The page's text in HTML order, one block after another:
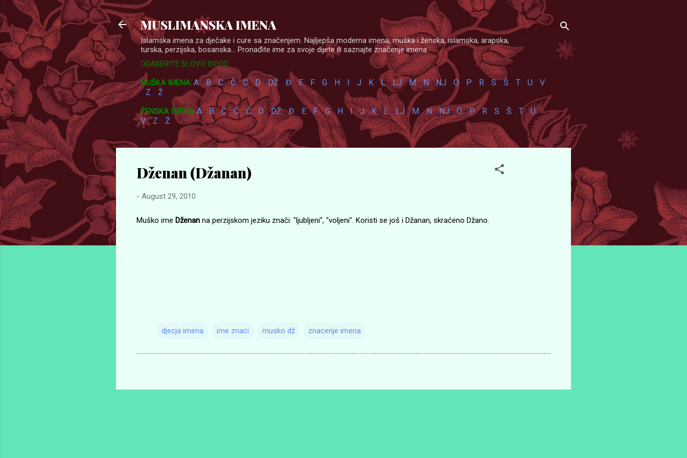
MUSLIMANSKA IMENA
Islamska imena za dječake i cure sa značenjem. Najljepša moderna imena, muška i ženska, islamska, arapska,
turska, perzijska, bosanska... Pronađite ime za svoje dijete ili saznajte značenje imena.
ODABERITE SLOVO ISPOD:
MUŠKA IMENA: A-B-C-Č-Ć- D-DŽ - Đ-E- F - G - H - I - J - K -L-LJ-M-N-NJ - O - P - R - S-Š - T - U - V
- Z - Ž
ŽENSKA IMENA: A- B-C-Č-Ć- D-DŽ-Đ - E-F-G- H -I-J-K-L -LJ-M-N-NJ-O-P-R - S - Š - T- U-
V-Z - Ž
Dženan (Džanan)
- August 29, 2010
Muško ime Dženan na perzijskom jeziku znači: "ljubljeni", "voljeni". Koristi se još i Džanan, skraćeno Džano.
djecja imena ime znaci musko dž znacenje imena